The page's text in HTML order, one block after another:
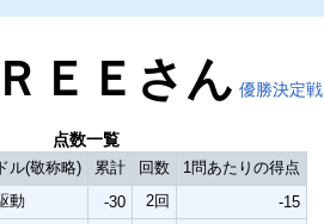
Ｅさん 優勝決定戦
点数一覧
ル(敬称略) 累計 回数
1問あたりの得点
動 -30 2回
-15